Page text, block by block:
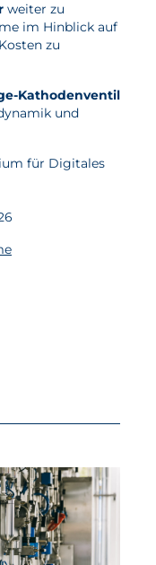
weiter zu
im Hinblick auf
zu
Kathodenventil
und
für Digitales